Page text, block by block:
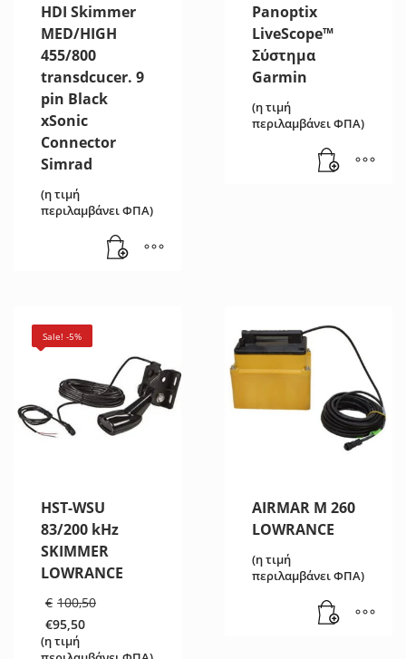
HDI Skimmer
MED/HIGH
455/800
transdcucer. 9
pin Black
xSonic
Connector
Simrad
(η τιμή
περιλαμβάνει ΦΠΑ)
Panoptix
LiveScope™
Σύστημα
Garmin
(η τιμή
περιλαμβάνει ΦΠΑ)
Sale! -5%
HST-WSU
83/200 kHz
SKIMMER
LOWRANCE
€ 100,50
€100,50.
€95,50
Η
τρέχουσα
(η τιμή
AIRMAR M 260
LOWRANCE
(η τιμή
περιλαμβάνει ΦΠΑ)